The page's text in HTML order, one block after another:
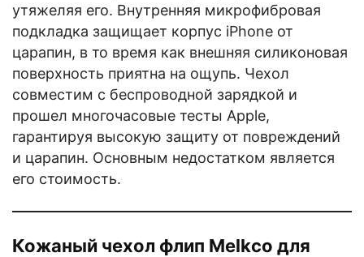
утяжеляя его. Внутренняя микрофибровая
подкладка защищает корпус iPhone от
царапин, в то время как внешняя силиконовая
поверхность приятна на ощупь. Чехол
совместим с беспроводной зарядкой и
прошел многочасовые тесты Apple,
гарантируя высокую защиту от повреждений
и царапин. Основным недостатком является
его стоимость.
Кожаный чехол флип Melkco для